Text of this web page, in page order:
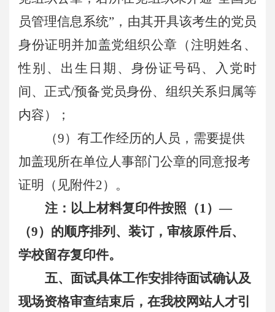
员管理信息系统”，由其开具该考生的党员
身份证明并加盖党组织公章（注明姓名、
性别、出生日期、身份证号码、入党时
间、正式/预备党员身份、组织关系归属等
内容）；
（9）有工作经历的人员，需要提供
加盖现所在单位人事部门公章的同意报考
证明（见附件2）。
注： 以上材料复印件按照（1）—
（9）的顺序排列、装订，审核原件后、
学校留存复印件。
五、面试具体工作安排待面试确认及
现场资格审查结束后，在我校网站人才引